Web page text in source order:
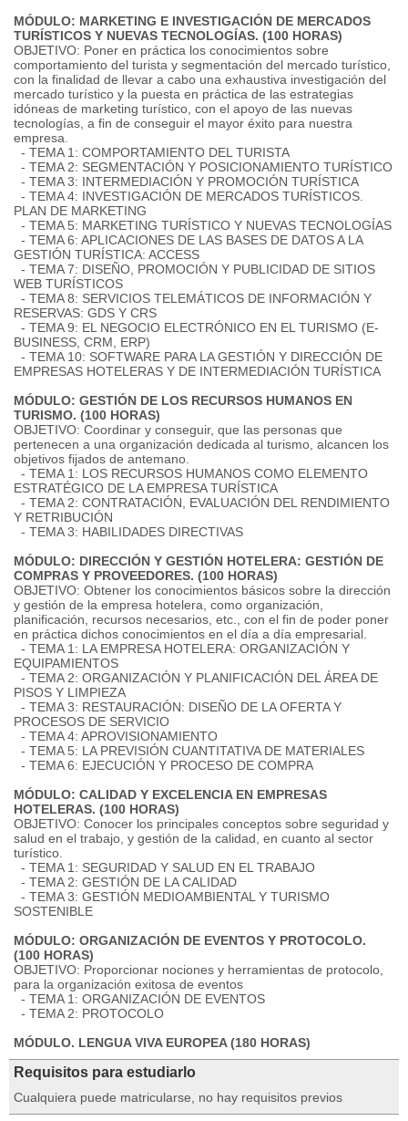
MÓDULO: MARKETING E INVESTIGACIÓN DE MERCADOS
TURÍSTICOS Y NUEVAS TECNOLOGÍAS. (100 HORAS)
OBJETIVO: Poner en práctica los conocimientos sobre
comportamiento del turista y segmentación del mercado turístico,
con la finalidad de llevar a cabo una exhaustiva investigación del
mercado turístico y la puesta en práctica de las estrategias
idóneas de marketing turístico, con el apoyo de las nuevas
tecnologías, a fin de conseguir el mayor éxito para nuestra
empresa.
- TEMA 1: COMPORTAMIENTO DEL TURISTA
- TEMA 2: SEGMENTACIÓN Y POSICIONAMIENTO TURÍSTICO
- TEMA 3: INTERMEDIACIÓN Y PROMOCIÓN TURÍSTICA
- TEMA 4: INVESTIGACIÓN DE MERCADOS TURÍSTICOS.
PLAN DE MARKETING
- TEMA 5: MARKETING TURÍSTICO Y NUEVAS TECNOLOGÍAS
- TEMA 6: APLICACIONES DE LAS BASES DE DATOS A LA
GESTIÓN TURÍSTICA: ACCESS
- TEMA 7: DISEÑO, PROMOCIÓN Y PUBLICIDAD DE SITIOS
WEB TURÍSTICOS
- TEMA 8: SERVICIOS TELEMÁTICOS DE INFORMACIÓN Y
RESERVAS: GDS Y CRS
- TEMA 9: EL NEGOCIO ELECTRÓNICO EN EL TURISMO (E-
BUSINESS, CRM, ERP)
- TEMA 10: SOFTWARE PARA LA GESTIÓN Y DIRECCIÓN DE
EMPRESAS HOTELERAS Y DE INTERMEDIACIÓN TURÍSTICA
MÓDULO: GESTIÓN DE LOS RECURSOS HUMANOS EN
TURISMO. (100 HORAS)
OBJETIVO: Coordinar y conseguir, que las personas que
pertenecen a una organización dedicada al turismo, alcancen los
objetivos fijados de antemano.
- TEMA 1: LOS RECURSOS HUMANOS COMO ELEMENTO
ESTRATÉGICO DE LA EMPRESA TURÍSTICA
- TEMA 2: CONTRATACIÓN, EVALUACIÓN DEL RENDIMIENTO
Y RETRIBUCIÓN
- TEMA 3: HABILIDADES DIRECTIVAS
MÓDULO: DIRECCIÓN Y GESTIÓN HOTELERA: GESTIÓN DE
COMPRAS Y PROVEEDORES. (100 HORAS)
OBJETIVO: Obtener los conocimientos básicos sobre la dirección
y gestión de la empresa hotelera, como organización,
planificación, recursos necesarios, etc., con el fin de poder poner
en práctica dichos conocimientos en el día a día empresarial.
- TEMA 1: LA EMPRESA HOTELERA: ORGANIZACIÓN Y
EQUIPAMIENTOS
- TEMA 2: ORGANIZACIÓN Y PLANIFICACIÓN DEL ÁREA DE
PISOS Y LIMPIEZA
- TEMA 3: RESTAURACIÓN: DISEÑO DE LA OFERTA Y
PROCESOS DE SERVICIO
- TEMA 4: APROVISIONAMIENTO
- TEMA 5: LA PREVISIÓN CUANTITATIVA DE MATERIALES
- TEMA 6: EJECUCIÓN Y PROCESO DE COMPRA
MÓDULO: CALIDAD Y EXCELENCIA EN EMPRESAS
HOTELERAS. (100 HORAS)
OBJETIVO: Conocer los principales conceptos sobre seguridad y
salud en el trabajo, y gestión de la calidad, en cuanto al sector
turístico.
- TEMA 1: SEGURIDAD Y SALUD EN EL TRABAJO
- TEMA 2: GESTIÓN DE LA CALIDAD
- TEMA 3: GESTIÓN MEDIOAMBIENTAL Y TURISMO
SOSTENIBLE
MÓDULO: ORGANIZACIÓN DE EVENTOS Y PROTOCOLO.
(100 HORAS)
OBJETIVO: Proporcionar nociones y herramientas de protocolo,
para la organización exitosa de eventos
- TEMA 1: ORGANIZACIÓN DE EVENTOS
- TEMA 2: PROTOCOLO
MÓDULO. LENGUA VIVA EUROPEA (180 HORAS)
Requisitos para estudiarlo
Cualquiera puede matricularse, no hay requisitos previos